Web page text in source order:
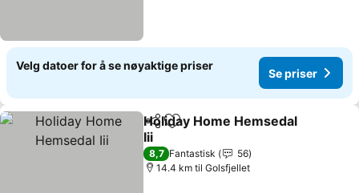
Velg datoer for å se nøyaktige priser
Se priser
Del Legg til i favoritter
Holiday Home Hemsedal
Iii
Se priser
8,7 Fantastisk
56
14.4 km til Golsfjellet